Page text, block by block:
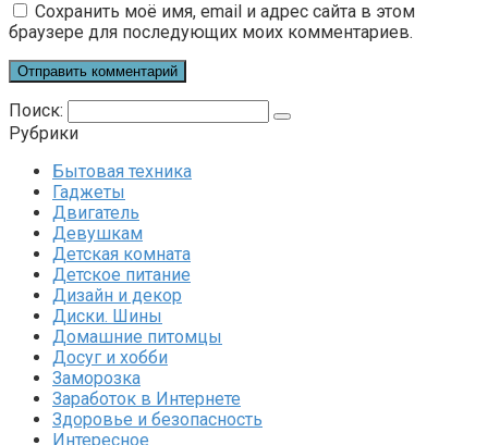
Сохранить моё имя, email и адрес сайта в этом
браузере для последующих моих комментариев.
Поиск:
Рубрики
Бытовая техника
Гаджеты
Двигатель
Девушкам
Детская комната
Детское питание
Дизайн и декор
Диски. Шины
Домашние питомцы
Досуг и хобби
Заморозка
Заработок в Интернете
Здоровье и безопасность
Интересное